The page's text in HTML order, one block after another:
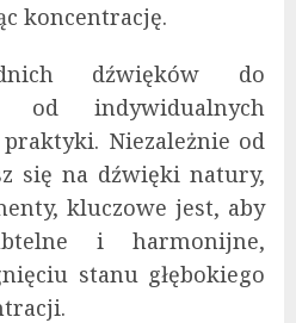
koncentrację.
dźwięków do
od indywidualnych
Niezależnie od
się na dźwięki natury,
kluczowe jest, aby
i harmonijne,
stanu głębokiego